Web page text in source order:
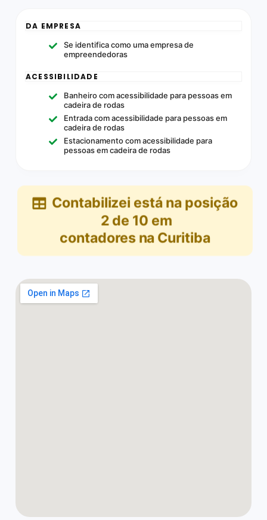
DA EMPRESA
Se identifica como uma empresa de
empreendedoras
ACESSIBILIDADE
Banheiro com acessibilidade para pessoas em
cadeira de rodas
Entrada com acessibilidade para pessoas em
cadeira de rodas
Estacionamento com acessibilidade para
pessoas em cadeira de rodas
Contabilizei está na posição
2 de 10 em
contadores na Curitiba